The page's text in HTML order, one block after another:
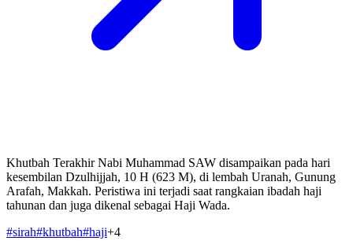
Khutbah Terakhir Nabi Muhammad SAW disampaikan pada hari
kesembilan Dzulhijjah, 10 H (623 M), di lembah Uranah, Gunung
Arafah, Makkah. Peristiwa ini terjadi saat rangkaian ibadah haji
tahunan dan juga dikenal sebagai Haji Wada.
#sirah#khutbah#haji+4